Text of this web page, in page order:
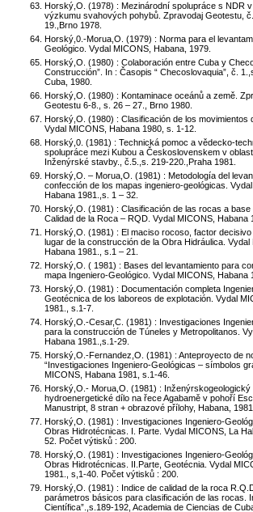
Horský,O. (1978) : Mezinárodní spolupráce s NDR
výzkumu svahových pohybů. Zpravodaj Geotestu,
19.,Brno 1978.
Horský,0.-Morua,O. (1979) : Norma para el
Geológico. Vydal MICONS, Habana, 1979.
Horský,O. (1980) : Colaboración entre Cuba y
Construcción”. In : Časopis “ Checoslovaquia”, č.
Cuba, 1980.
Horský,O. (1980) : Kontaminace oceánů a země.
Geotestu 6-8., s. 26 – 27., Brno 1980.
Horský,O. (1980) : Clasificación de los movimientos
Vydal MICONS, Habana 1980, s. 1-12.
Horský,0. (1981) : Technická pomoc a vědecko-
spolupráce mezi Kubou a Československem v
Inženýrské stavby., č.5.,s. 219-220.,Praha 1981.
Horský,O. – Morua,O. (1981) : Metodología del
confección de los mapas ingeniero-geológicas. Vydal
Habana 1981.,s. 1 – 32.
Horský,O. (1981) : Clasificación de las rocas a base
Calidad de la Roca – RQD. Vydal MICONS, Habana
Horský,O. (1981) : El maciso rocoso, factor decisivo
lugar de la construcción de la Obra Hidráulica. Vydal
Habana 1981., s.1 – 21.
Horský,O. ( 1981) : Bases del levantamiento para
mapa Ingeniero-Geológico. Vydal MICONS, Habana
Horský,O. (1981) : Documentación completa
Geotécnica de los laboreos de explotación. Vydal
1981., s.1-7.
Horský,O.-Cesar,C. (1981) : Investigaciones
para la construcción de Túneles y Metropolitanos.
Habana 1981.,s.1-29.
Horský,O.-Fernandez,O. (1981) : Anteproyecto de
“Investigaciones Ingeniero-Geológicas – símbolos
MICONS, Habana 1981, s.1-46.
Horský,O.- Morua,O. (1981) : Inženýrskogeologický
hydroenergetické dílo na řece Agabamě v pohoří
Manustript, 8 stran + obrazové přílohy, Habana, 1981.
Horský,O. (1981) : Investigaciones Ingeniero-
Obras Hidrotécnicas. I. Parte. Vydal MICONS, La
52. Počet výtisků : 200.
Horský,O. (1981) : Investigaciones Ingeniero-
Obras Hidrotécnicas. II.Parte, Geotécnia. Vydal
1981., s,1-40. Počet výtisků : 200.
Horský,O. (1981) : Indice de calidad de la roca
parámetros básicos para clasificación de las rocas.
Científica”.,s.189-192, Academia de Ciencias de